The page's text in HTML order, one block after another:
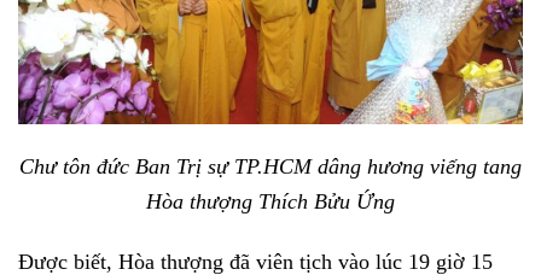
Chư tôn đức Ban Trị sự TP.HCM dâng hương viếng tang
Hòa thượng Thích Bửu Ứng
Được biết, Hòa thượng đã viên tịch vào lúc 19 giờ 15